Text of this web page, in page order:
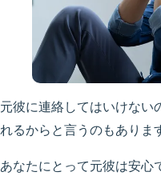
元彼に連絡してはいけない
れるからと言うのもありま
あなたにとって元彼は安心